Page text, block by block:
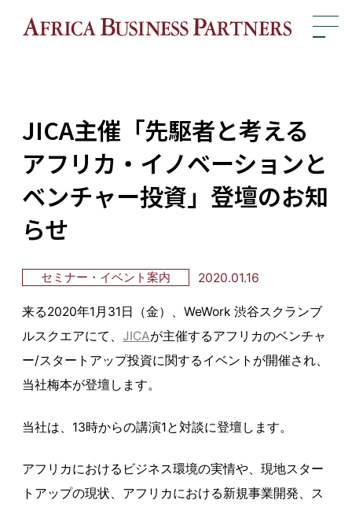
JICA主催「先駆者と考える
アフリカ・イノベーションと
ベンチャー投資」登壇のお知
らせ
セミナー・イベント案内 2020.01.16
来る2020年1月31日（金）、WeWork 渋谷スクランブ
ルスクエアにて、 JICAが主催するアフリカのベンチャ
ー/スタートアップ投資に関するイベントが開催され、
当社梅本が登壇します。
当社は、13時からの講演1と対談に登壇します。
アフリカにおけるビジネス環境の実情や、現地スター
トアップの現状、アフリカにおける新規事業開発、ス